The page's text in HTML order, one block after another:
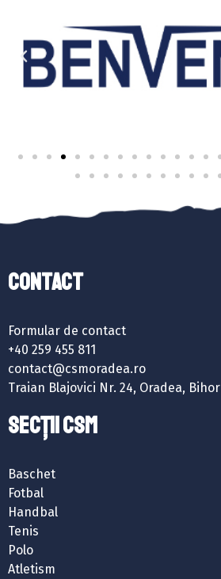
Contact
Formular de contact
+40 259 455 811
contact@csmoradea.ro
Traian Blajovici Nr. 24, Oradea, Bihor
SECȚII CSM
Baschet
Fotbal
Handbal
Tenis
Polo
Atletism